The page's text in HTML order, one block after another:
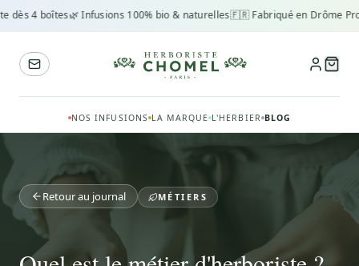
4 boîtes🌿 Infusions 100% bio & naturelles🇫🇷 Fabriqué en Drôme
NOS INFUSIONS LA MARQUE L'HERBIER BLOG
Retour au journal MÉTIERS